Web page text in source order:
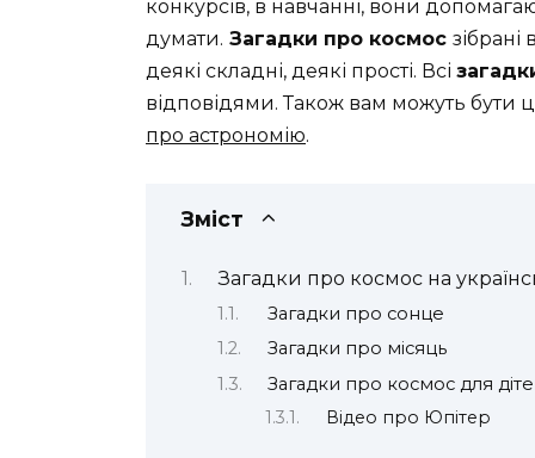
конкурсів, в навчанні, вони
думати. Загадки про космос зібрані
деякі складні, деякі прості. Всі
відповідями. Також вам можуть бути
про астрономію.
Зміст
Загадки про космос на
Загадки про сонце
Загадки про місяць
Загадки про космос для
Відео про Юпітер